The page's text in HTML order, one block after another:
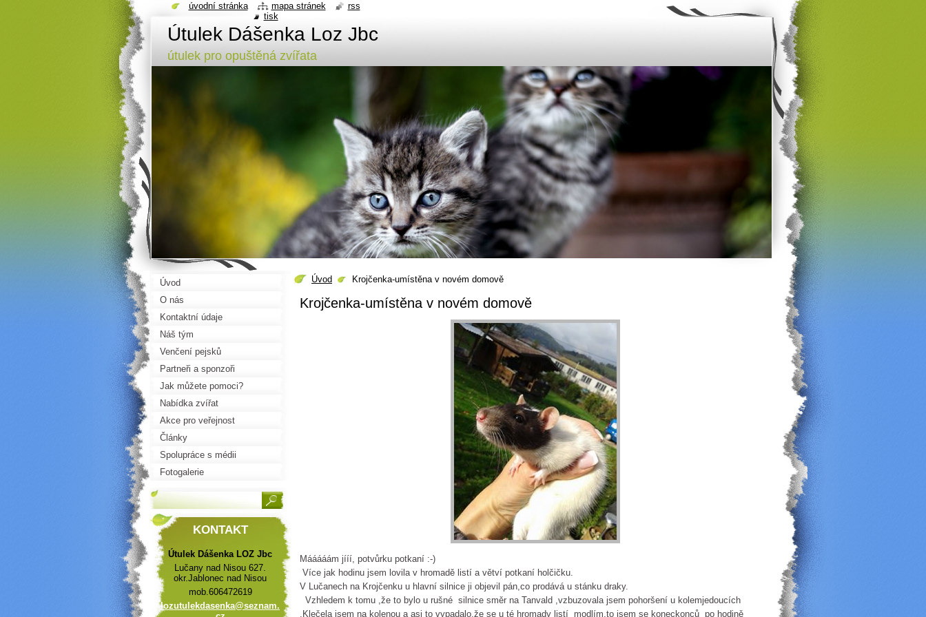
Útulek Dášenka Loz Jbc
útulek pro opuštěná zvířata
Úvod Krojčenka-umístěna v novém domově
Krojčenka-umístěna v novém domově
Mááááám jííí, potvůrku potkaní :-)
Více jak hodinu jsem lovila v hromadě listí a větví potkaní holčičku.
V Lučanech na Krojčenku u hlavní silnice ji objevil pán,co prodává u stánku draky.
Vzhledem k tomu ,že to bylo u rušné silnice směr na Tanvald ,vzbuzovala jsem pohoršení u kolemjedoucích
.Klečela jsem na kolenou a asi to vypadalo,že se u té hromady listí modlím,to jsem se koneckonců po hodině
Úvod
O nás
Kontaktní údaje
Náš tým
Venčení pejsků
Partneři a sponzoři
Jak můžete pomoci?
Nabídka zvířat
Akce pro veřejnost
Články
Spolupráce s médii
Fotogalerie
KONTAKT
Útulek Dášenka LOZ Jbc
Lučany nad Nisou 627.
okr.Jablonec nad Nisou
mob.606472619
lozutulekdasenka@seznam.
úvodní stránka mapa stránek
rss
tisk